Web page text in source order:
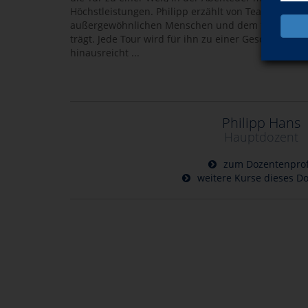
Höchstleistungen. Philipp erzählt von Teamgeist,
außergewöhnlichen Menschen und dem tiefen
trägt. Jede Tour wird für ihn zu einer Geschichte,
hinausreicht ...
Philipp Hans
Hauptdozent
zum
weitere Kurse dieses